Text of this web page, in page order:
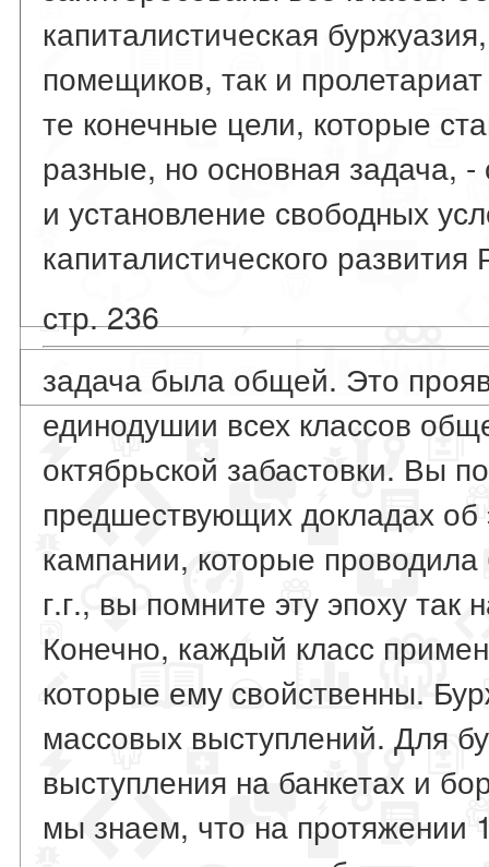
капиталистическая
помещиков, так и
те конечные цели, которые
разные, но основная задача,
и установление свободных
капиталистического развития
стр. 236
задача была общей. Это
единодушии всех классов
октябрьской забастовки. Вы
предшествующих докладах
кампании, которые
г.г., вы помните эту эпоху так
Конечно, каждый класс
которые ему свойственны.
массовых выступлений. Для
выступления на банкетах и
мы знаем, что на протяжении